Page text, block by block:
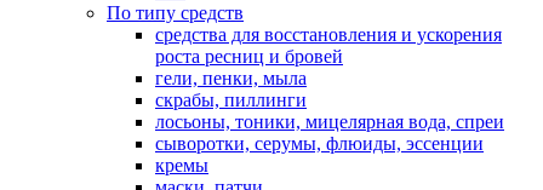
По типу средств
средства для восстановления и ускорения
роста ресниц и бровей
гели, пенки, мыла
скрабы, пиллинги
лосьоны, тоники, мицелярная вода, спреи
сыворотки, серумы, флюиды, эссенции
кремы